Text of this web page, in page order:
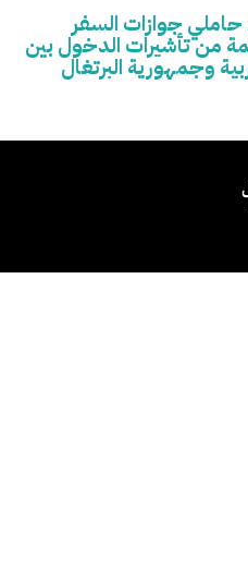
حاملي جوازات السفر
من تأشيرات الدخول بين
وجمهورية البرتغال